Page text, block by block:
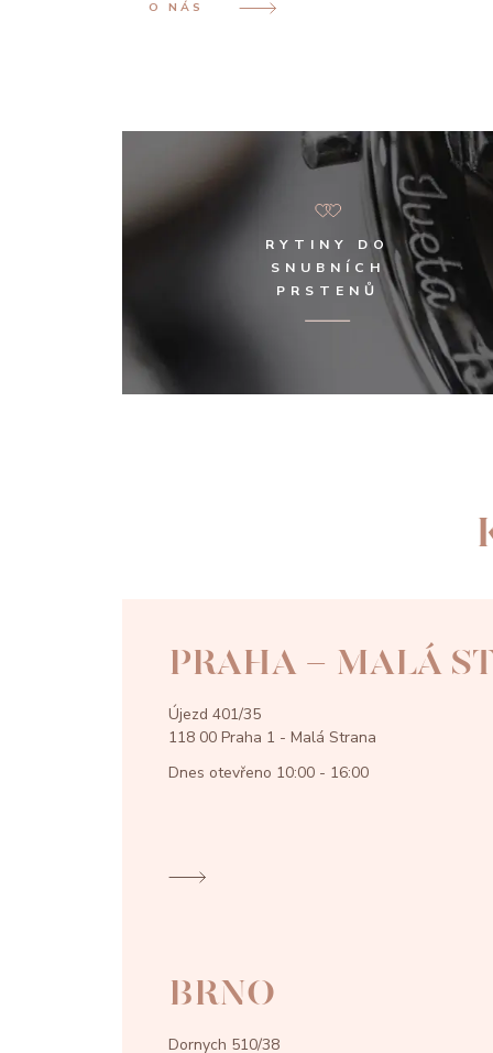
O NÁS
RYTINY DO
SNUBNÍCH
PRSTENŮ
PRAHA - MALÁ
Újezd 401/35
118 00 Praha 1 - Malá Strana
Dnes otevřeno 10:00 - 16:00
BRNO
Dornych 510/38